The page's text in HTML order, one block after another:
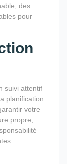
des
pour
suivi attentif
planification
votre
propre,